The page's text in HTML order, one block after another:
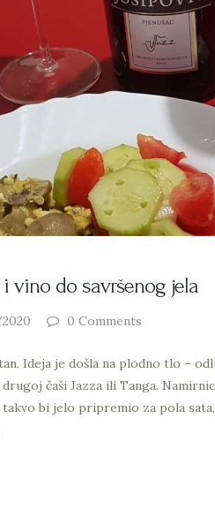
vino do savršenog jela
0 Comments
Ideja je došla na plodno tlo –
čaši Jazza ili Tanga.
bi jelo pripremio za pola